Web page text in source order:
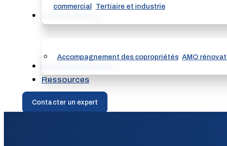
commercial Tertiaire et industrie
Accompagnement des copropriétés AMO
Ressources
Contacter un expert